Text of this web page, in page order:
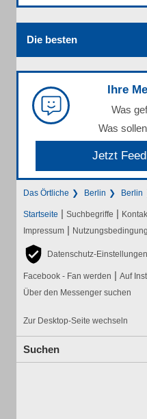
Die besten
Ihre
Was
Was
Jetzt
Das Örtliche Berlin Berlin
Startseite | Suchbegriffe |
Impressum |
Datenschutz-Einstellungen
Facebook - Fan werden | Auf
Über den Messenger suchen
Zur Desktop-Seite wechseln
Suchen